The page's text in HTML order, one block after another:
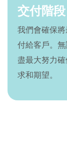
交付階段
我們會確保
付給客戶。
盡最大努力
求和期望。